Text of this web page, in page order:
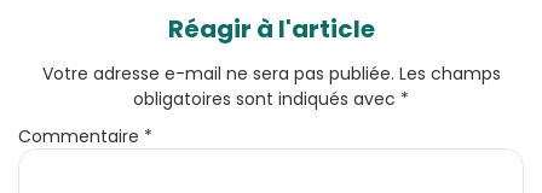
Réagir à l'article
Votre adresse e-mail ne sera pas publiée. Les champs
obligatoires sont indiqués avec *
Commentaire *